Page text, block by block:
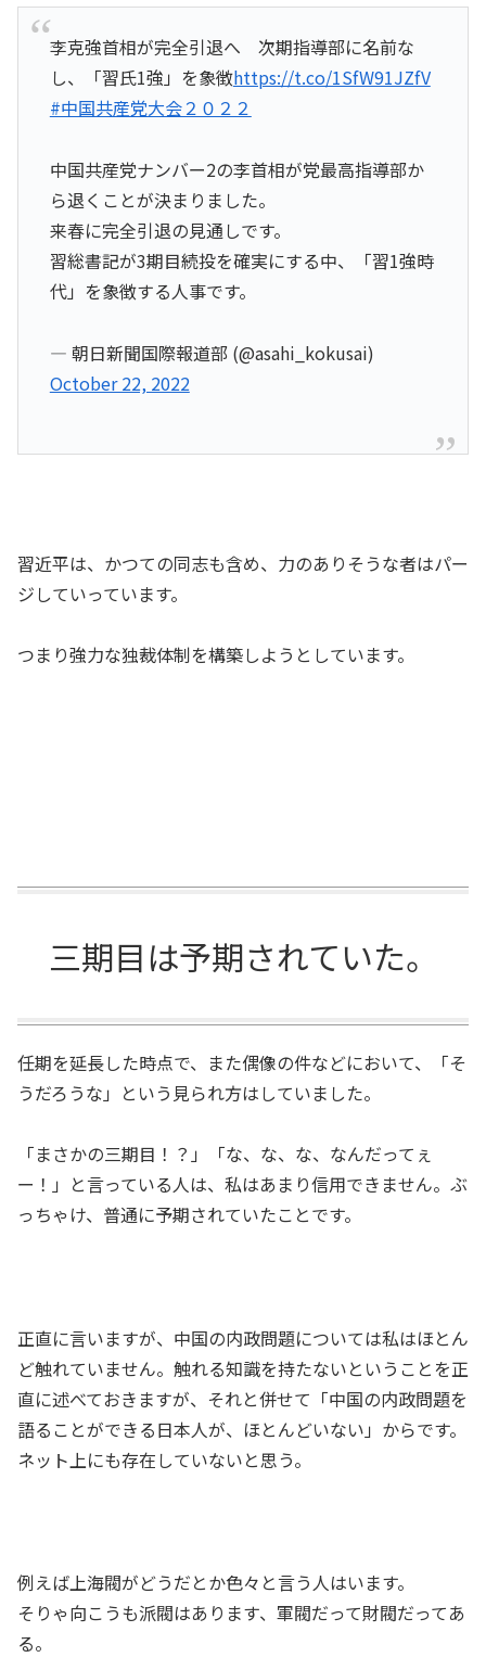
李克強首相が完全引退へ 次期指導部に名前な
し、「習氏1強」を象徴https://t.co/1SfW91JZfV
#中国共産党大会２０２２
中国共産党ナンバー2の李首相が党最高指導部か
ら退くことが決まりました。
来春に完全引退の見通しです。
習総書記が3期目続投を確実にする中、「習1強時
代」を象徴する人事です。
— 朝日新聞国際報道部 (@asahi_kokusai)
October 22, 2022
習近平は、かつての同志も含め、力のありそうな者はパー
ジしていっています。
つまり強力な独裁体制を構築しようとしています。
三期目は予期されていた。
任期を延長した時点で、また偶像の件などにおいて、「そ
うだろうな」という見られ方はしていました。
「まさかの三期目！？」「な、な、な、なんだってぇ
ー！」と言っている人は、私はあまり信用できません。ぶ
っちゃけ、普通に予期されていたことです。
正直に言いますが、中国の内政問題については私はほとん
ど触れていません。触れる知識を持たないということを正
直に述べておきますが、それと併せて「中国の内政問題を
語ることができる日本人が、ほとんどいない」からです。
ネット上にも存在していないと思う。
例えば上海閥がどうだとか色々と言う人はいます。
そりゃ向こうも派閥はあります、軍閥だって財閥だってあ
る。